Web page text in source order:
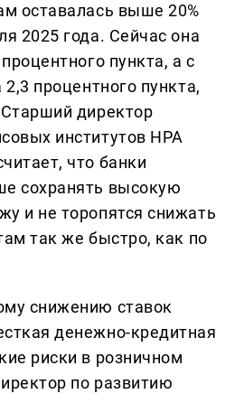
оставалась выше 20%
2025 года. Сейчас она
пункта, а с
процентного пункта,
директор
институтов НРА
что банки
сохранять высокую
и не торопятся снижать
так же быстро, как по
снижению ставок
денежно-кредитная
риски в розничном
по развитию